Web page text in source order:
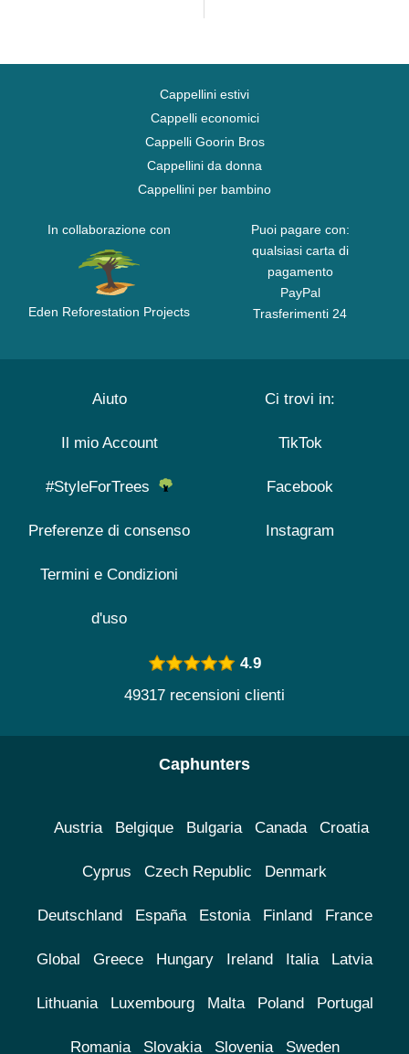
Cappellini estivi
Cappelli economici
Cappelli Goorin Bros
Cappellini da donna
Cappellini per bambino
In collaborazione con
Eden Reforestation Projects
Puoi pagare con:
qualsiasi carta di
pagamento
PayPal
Trasferimenti 24
Aiuto
Il mio Account
#StyleForTrees
Preferenze di consenso
Termini e Condizioni
d'uso
Ci trovi in:
TikTok
Facebook
Instagram
4.9
49317 recensioni clienti
Caphunters
Austria Belgique Bulgaria Canada Croatia
Cyprus Czech Republic Denmark
Deutschland España Estonia Finland France
Global Greece Hungary Ireland Italia Latvia
Lithuania Luxembourg Malta Poland Portugal
Romania Slovakia Slovenia Sweden